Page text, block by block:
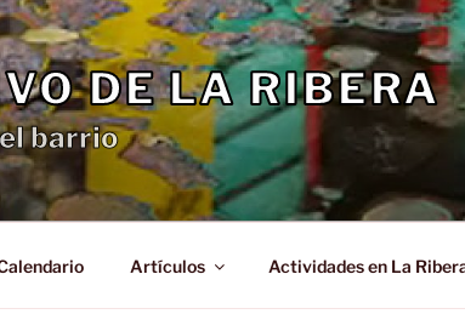
DE LA RIBERA
barrio
Artículos Actividades en La